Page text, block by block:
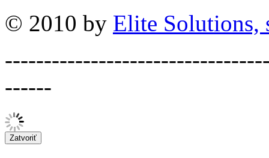
© 2010 by Elite Solutions,
------